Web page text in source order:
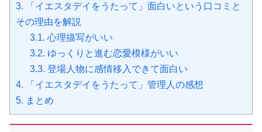
3. 「イエスタデイをうたって」面白いという口コミと
その理由を解説
3.1. 心理描写がいい
3.2. ゆっくりと進む恋愛模様がいい
3.3. 登場人物に感情移入できて面白い
4. 「イエスタデイをうたって」管理人の感想
5. まとめ